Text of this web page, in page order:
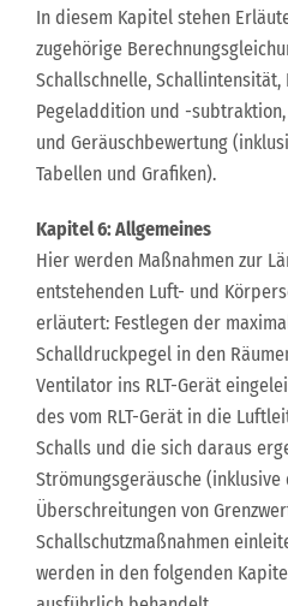
In diesem Kapitel stehen
zugehörige
Schallschnelle, Schallintensität,
Pegeladdition und -
und Geräuschbewertung
Tabellen und Grafiken).
Kapitel 6: Allgemeines
Hier werden Maßnahmen zur
entstehenden Luft- und
erläutert: Festlegen der
Schalldruckpegel in den
Ventilator ins RLT-Gerät
des vom RLT-Gerät in die
Schalls und die sich daraus
Strömungsgeräusche
Überschreitungen von
Schallschutzmaßnahmen
werden in den folgenden